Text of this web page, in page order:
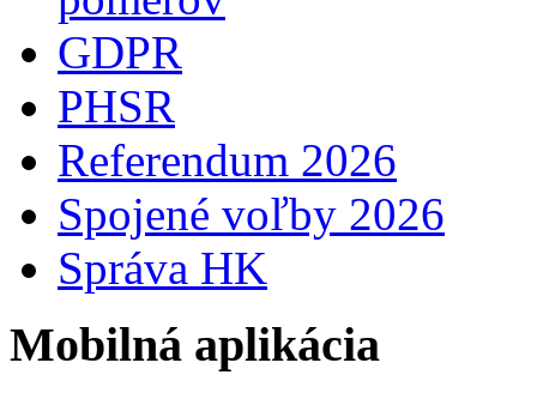
GDPR
PHSR
Referendum 2026
Spojené voľby 2026
Správa HK
Mobilná aplikácia